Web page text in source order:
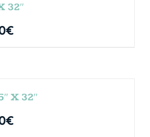
32″
€
X 32″
€